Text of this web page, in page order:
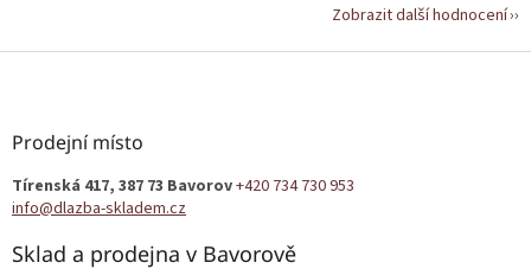
Zobrazit další hodnocení
Z
Prodejní místo
Tírenská 417, 387 73 Bavorov+420 734 730 953
info@dlazba-skladem.cz
Sklad a prodejna v Bavorově